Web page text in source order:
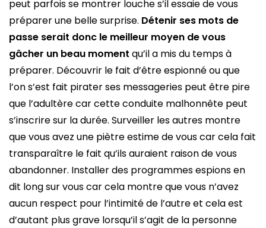
peut parfois se montrer louche s’il essaie de vous
préparer une belle surprise. Détenir ses mots de
passe serait donc le meilleur moyen de vous
gâcher un beau moment qu’il a mis du temps à
préparer. Découvrir le fait d’être espionné ou que
l’on s’est fait pirater ses messageries peut être pire
que l’adultère car cette conduite malhonnête peut
s’inscrire sur la durée. Surveiller les autres montre
que vous avez une piètre estime de vous car cela fait
transparaître le fait qu’ils auraient raison de vous
abandonner. Installer des programmes espions en
dit long sur vous car cela montre que vous n’avez
aucun respect pour l’intimité de l’autre et cela est
d’autant plus grave lorsqu’il s’agit de la personne